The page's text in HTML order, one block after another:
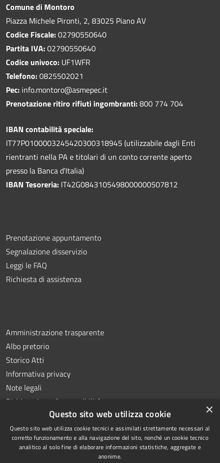
Comune di Montoro
Piazza Michele Pironti, 2, 83025 Piano AV
Codice Fiscale:02790550640
Partita IVA:02790550640
Codice univoco: UF1WFR
Telefono:0825502021
Pec: info.montoro@asmepec.it
Prenotazione ritiro rifiuti ingombranti:800 774 704
IBAN contabilità speciale:
IT77P0100003245420300318945 (utilizzabile dagli Enti
rientranti nella PA e titolari di un conto corrente aperto
presso la Banca d'Italia)
IBAN Tesoreria: IT42G0843105498000000507812
Prenotazione appuntamento
Segnalazione disservizio
Leggi le FAQ
Richiesta di assistenza
Amministrazione trasparente
Albo pretorio
Storico Atti
Informativa privacy
Note legali
Dichiarazione di accessibilità
RSS
Copyright © 2026 • Comune di
×
Questo sito web utilizza cookie
Questo sito web utilizza cookie tecnici e assimilati strettamente necessari al
corretto funzionamento e alla navigazione del sito, nonché un cookie tecnico
analitico al solo fine di elaborare informazioni statistiche, aggregate e
anonime.